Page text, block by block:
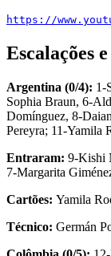
https://
Escalações
Argentina (0/4): 1-
Sophia Braun, 6-
Domínguez, 8-
Pereyra; 11-Yamila
Entraram: 9-Kishi
7-Margarita
Cartões: Yamila
Técnico: Germán